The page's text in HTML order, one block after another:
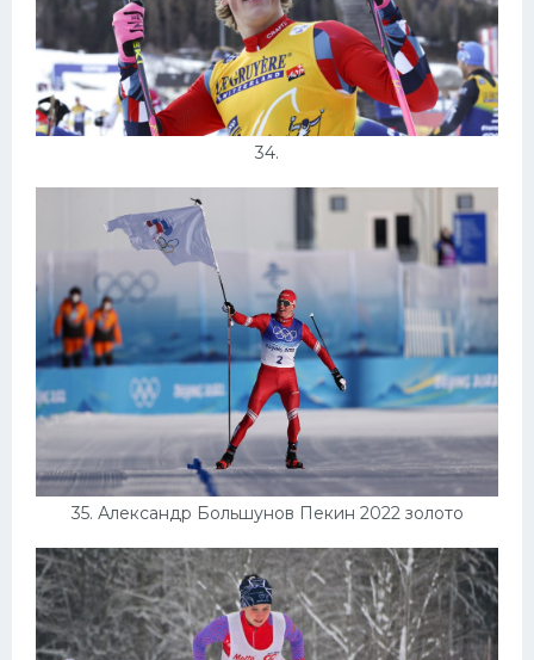
34.
35. Александр Большунов Пекин 2022 золото